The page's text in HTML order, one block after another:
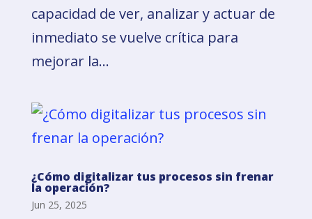
capacidad de ver, analizar y actuar de
inmediato se vuelve crítica para
mejorar la...
¿Cómo digitalizar tus procesos sin frenar
la operación?
Jun 25, 2025